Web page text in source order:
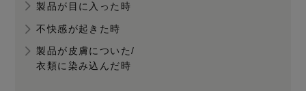
製品が目に入った時
不快感が起きた時
製品が皮膚についた/
衣類に染み込んだ時